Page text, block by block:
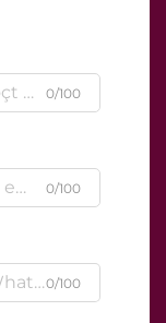
0/100
0/100
0/100